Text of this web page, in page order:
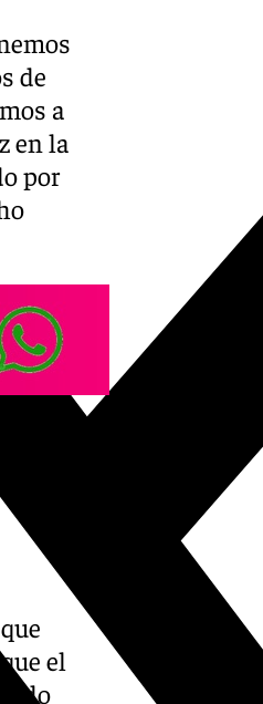
de
a
en la
por
el